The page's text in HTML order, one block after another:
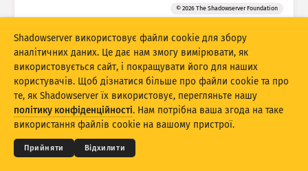
З накладанням
Автоматично оновлювати результати
Оновити Скинути
Завантажити як PNG
© 2026 The Shadowserver Foundation
© 2026THE SHADOWSERVER FOUNDATION
Конфіденційність і умови
Зв’язок із нами
Подяки
Shadowserver використовує файли cookie для збору
аналітичних даних. Це дає нам змогу вимірювати, як
використовується сайт, і покращувати його для наших
користувачів. Щоб дізнатися більше про файли cookie та про
те, як Shadowserver їх використовує, перегляньте нашу
політику конфіденційності. Нам потрібна ваша згода на таке
використання файлів cookie на вашому пристрої.
Прийняти Відхилити